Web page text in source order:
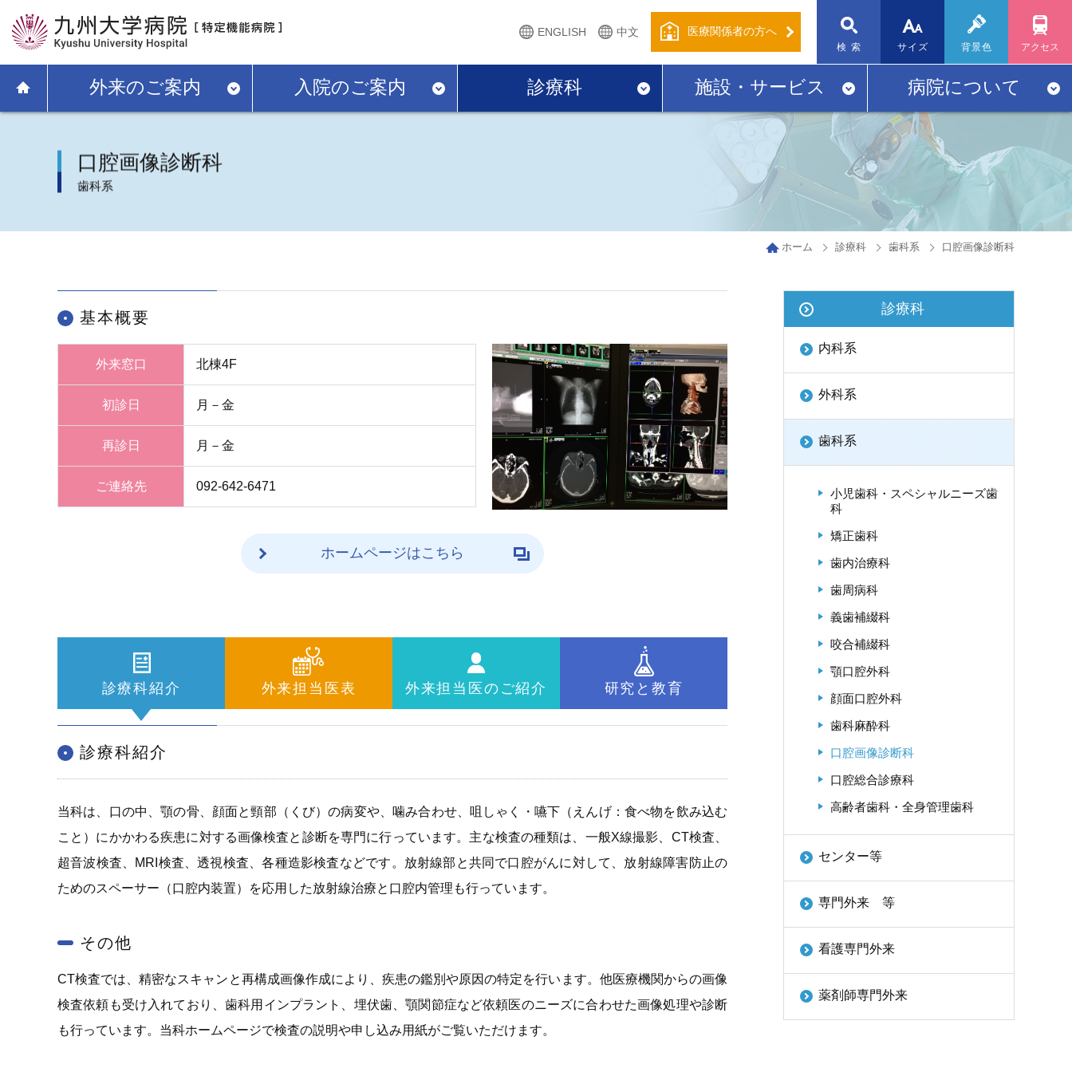
検 索
標準 大
サイズ 背景色 アクセス
ENGLISH 中文 医療関係者の方へ
外来のご案内 入院のご案内 診療科 施設・サービス 病院について
口腔画像診断科
歯科系
ホーム 診療科 歯科系 口腔画像診断科
基本概要
外来窓口 北棟4F
初診日 月－金
再診日 月－金
ご連絡先 092-642-6471
ホームページはこちら
診療科紹介 外来担当医表 外来担当医のご紹介 研究と教育
診療科紹介
当科は、口の中、顎の骨、顔面と頸部（くび）の病変や、噛み合わせ、咀しゃく・嚥下（えんげ：食べ物を飲み込む
こと）にかかわる疾患に対する画像検査と診断を専門に行っています。主な検査の種類は、一般X線撮影、CT検査、
超音波検査、MRI検査、透視検査、各種造影検査などです。放射線部と共同で口腔がんに対して、放射線障害防止の
ためのスペーサー（口腔内装置）を応用した放射線治療と口腔内管理も行っています。
その他
CT検査では、精密なスキャンと再構成画像作成により、疾患の鑑別や原因の特定を行います。他医療機関からの画像
検査依頼も受け入れており、歯科用インプラント、埋伏歯、顎関節症など依頼医のニーズに合わせた画像処理や診断
も行っています。当科ホームページで検査の説明や申し込み用紙がご覧いただけます。
診療科
内科系
外科系
歯科系
小児歯科・スペシャルニーズ歯
科
矯正歯科
歯内治療科
歯周病科
義歯補綴科
咬合補綴科
顎口腔外科
顔面口腔外科
歯科麻酔科
口腔画像診断科
口腔総合診療科
高齢者歯科・全身管理歯科
センター等
専門外来 等
看護専門外来
薬剤師専門外来